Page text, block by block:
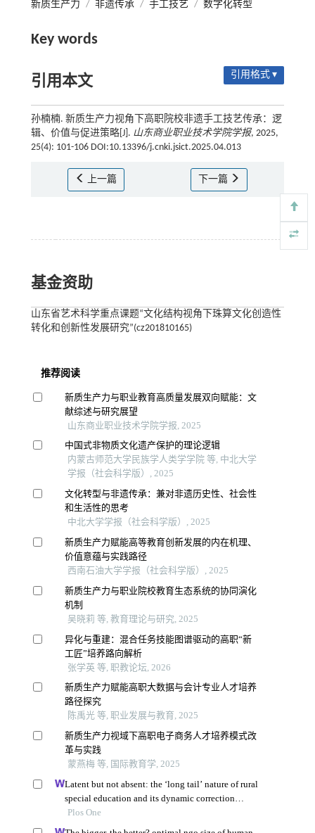
新质生产力 / 非遗传承 / 手工技艺 / 数字化转型
Key words
引用本文 引用格式 ▾
孙楠楠. 新质生产力视角下高职院校非遗手工技艺传承：逻
辑、价值与促进策略[J]. 山东商业职业技术学院学报, 2025,
25(4): 101-106 DOI:10.13396/j.cnki.jsict.2025.04.013
上一篇 下一篇
基金资助
山东省艺术科学重点课题“文化结构视角下珠算文化创造性
转化和创新性发展研究”(cz201810165)